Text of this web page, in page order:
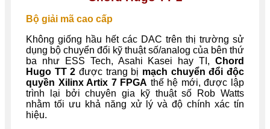
Bộ giải mã cao cấp
Không giống hầu hết các DAC trên thị trường sử
dụng bộ chuyển đổi kỹ thuật số/analog của bên thứ
ba như ESS Tech, Asahi Kasei hay TI, Chord
Hugo TT 2 được trang bị mạch chuyển đổi độc
quyền Xilinx Artix 7 FPGA thế hệ mới, được lập
trình lại bởi chuyên gia kỹ thuật số Rob Watts
nhằm tối ưu khả năng xử lý và độ chính xác tín
hiệu.